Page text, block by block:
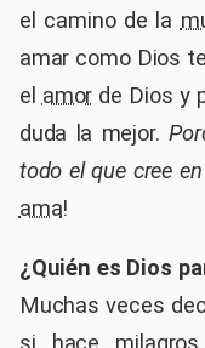
el camino de la
amar como Dios
el amor de Dios y
duda la mejor.
todo el que cree
ama!
¿Quién es Dios
Muchas veces
si hace